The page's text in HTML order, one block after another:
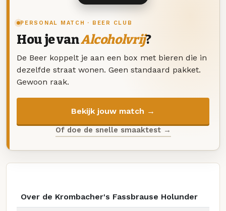
PERSONAL MATCH · BEER CLUB
Hou je vanAlcoholvrij?
De Beer koppelt je aan een box met bieren die in
dezelfde straat wonen. Geen standaard pakket.
Gewoon raak.
Bekijk jouw match →
Of doe de snelle smaaktest →
Over de Krombacher's Fassbrause Holunder